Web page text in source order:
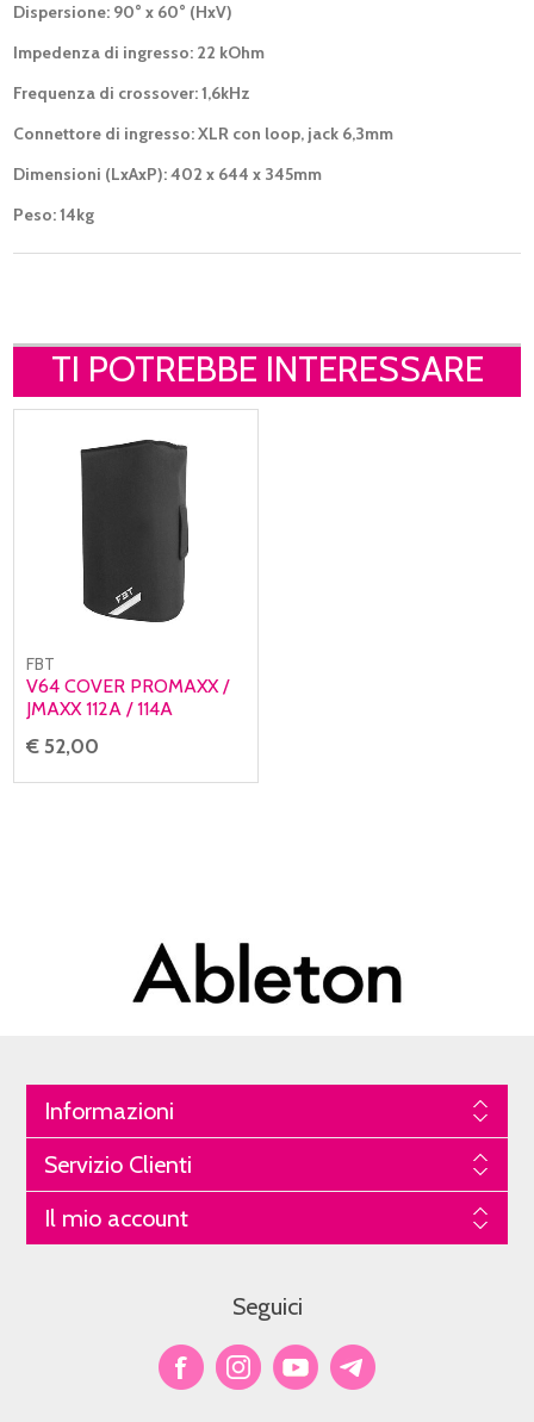
Dispersione: 90° x 60° (HxV)
Impedenza di ingresso: 22 kOhm
Frequenza di crossover: 1,6kHz
Connettore di ingresso: XLR con loop, jack 6,3mm
Dimensioni (LxAxP): 402 x 644 x 345mm
Peso: 14kg
TI POTREBBE INTERESSARE
FBT
V64 COVER PROMAXX /
JMAXX 112A / 114A
€ 52,00
Informazioni
Servizio Clienti
Il mio account
Seguici